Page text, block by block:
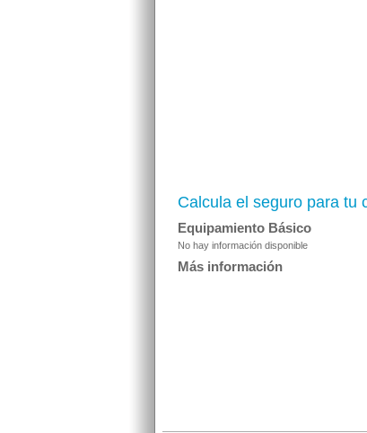
Calcula el seguro para tu
Equipamiento Básico
No hay información disponible
Más información